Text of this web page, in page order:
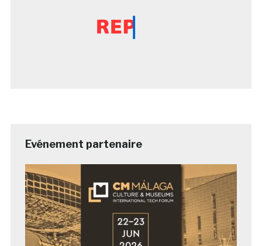
Evénement partenaire